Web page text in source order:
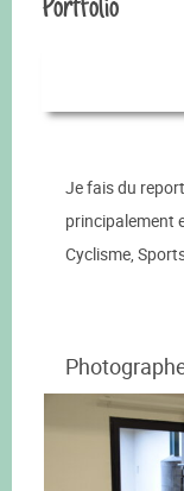
Je fais du
principalement
Cyclisme,